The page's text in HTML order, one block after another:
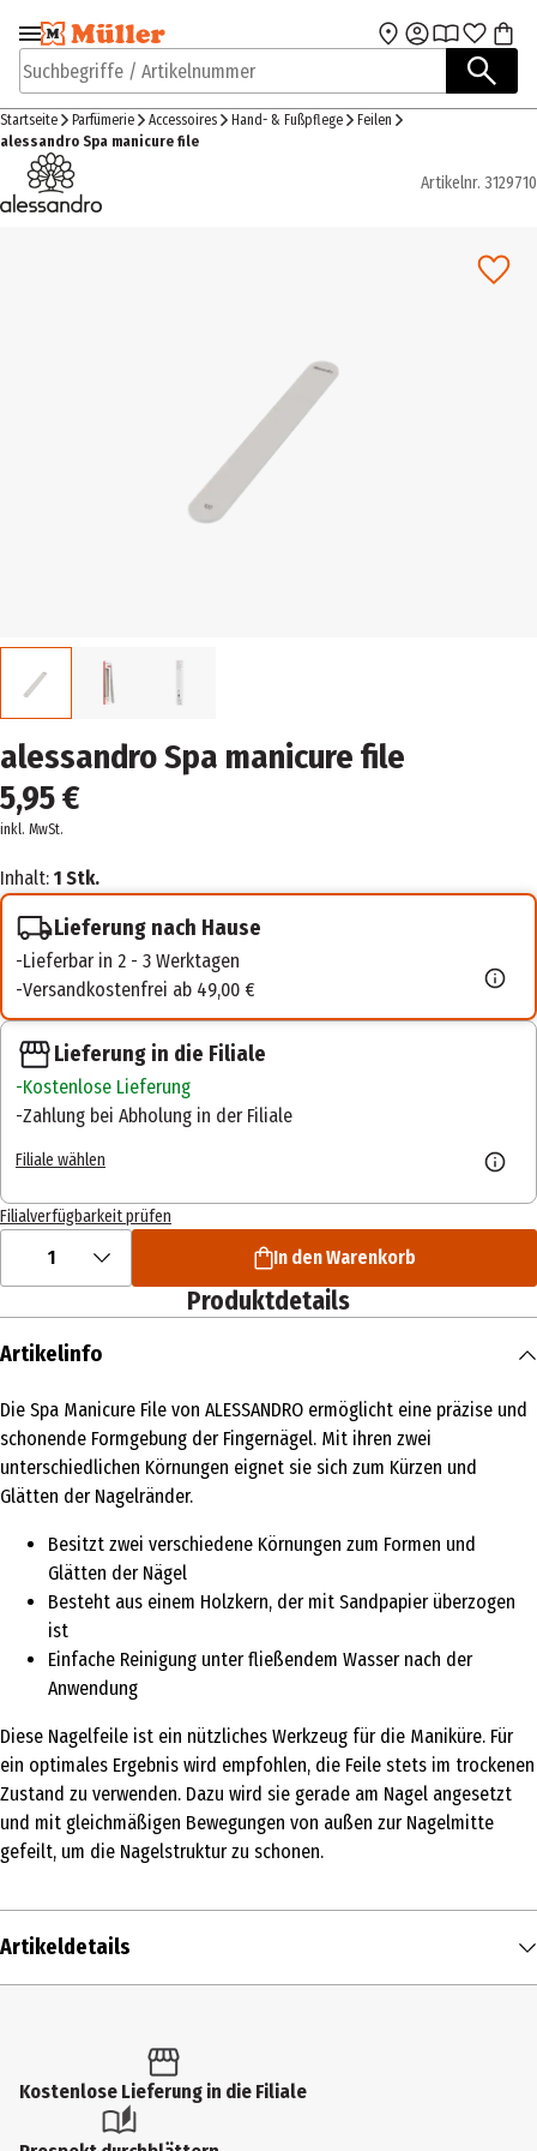
Zur Navigation
springen
Zum Hauptinhalt
Suchbegriffe / Artikelnummer
Startseite Parfümerie Accessoires Hand- & Fußpflege
Feilen
alessandro Spa manicure file
Artikelnr. 3129710
alessandro Spa manicure file
5,95 €
inkl. MwSt.
Inhalt: 1 Stk.
Lieferung nach Hause
Lieferbar in 2 - 3 Werktagen
Versandkostenfrei ab 49,00 €
Lieferung in die Filiale
Kostenlose Lieferung
Zahlung bei Abholung in der Filiale
Filiale wählen
Filialverfügbarkeit prüfen
1 In den Warenkorb
Produktdetails
Artikelinfo
Die Spa Manicure File von ALESSANDRO ermöglicht eine präzise und
schonende Formgebung der Fingernägel. Mit ihren zwei
unterschiedlichen Körnungen eignet sie sich zum Kürzen und
Glätten der Nagelränder.
Besitzt zwei verschiedene Körnungen zum Formen und
Glätten der Nägel
Besteht aus einem Holzkern, der mit Sandpapier überzogen
ist
Einfache Reinigung unter fließendem Wasser nach der
Anwendung
Diese Nagelfeile ist ein nützliches Werkzeug für die Maniküre. Für
ein optimales Ergebnis wird empfohlen, die Feile stets im trockenen
Zustand zu verwenden. Dazu wird sie gerade am Nagel angesetzt
und mit gleichmäßigen Bewegungen von außen zur Nagelmitte
gefeilt, um die Nagelstruktur zu schonen.
Artikeldetails
Produkttyp
Kostenlose Lieferung in die Filiale